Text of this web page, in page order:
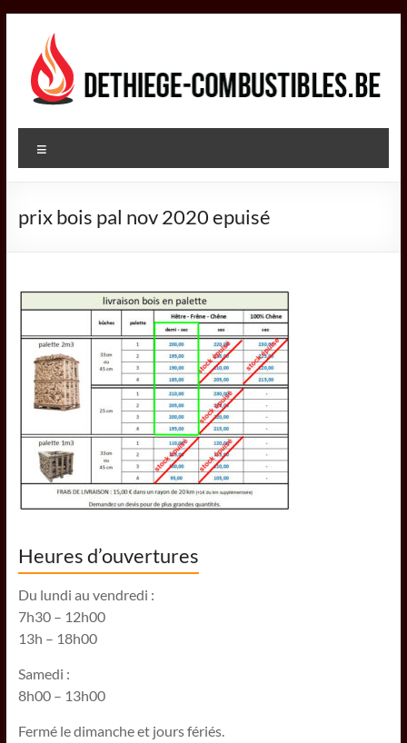
contenu
DETHIEGE
COMBUSTIBLES
dans
des
combustibles
prix bois pal nov 2020 epuisé
Heures d’ouvertures
Du lundi au vendredi :
7h30 – 12h00
13h – 18h00
Samedi :
8h00 – 13h00
Fermé le dimanche et jours fériés.